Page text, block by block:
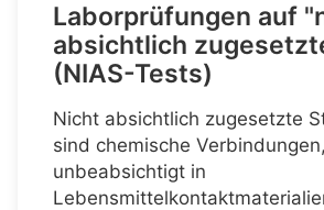
Laborprüfungen auf
absichtlich
(NIAS-Tests)
Nicht absichtlich zugesetzte
sind chemische
unbeabsichtigt in